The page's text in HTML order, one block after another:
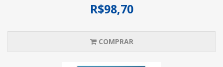
R$98,70
COMPRAR